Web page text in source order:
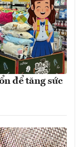
để tăng sức